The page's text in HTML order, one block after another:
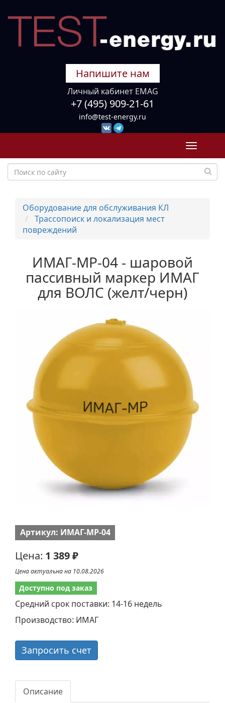
Напишите нам
Личный кабинет EMAG
+7 (495) 909-21-61
info@test-energy.ru
Toggle
Оборудование для обслуживания КЛ
Трассопоиск и локализация мест
повреждений
ИМАГ-MP-04 - шаровой
пассивный маркер ИМАГ
для ВОЛС (желт/черн)
Артикул: ИМАГ-MP-04
Цена: 1 389 ₽
Цена актуальна на 10.08.2026
Доступно под заказ
Средний срок поставки: 14-16 недель
Производство: ИМАГ
Запросить счет
Описание